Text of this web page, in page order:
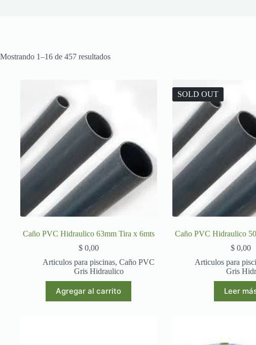
Mostrando 1–16 de 457 resultados
Caño PVC Hidraulico 63mm Tira x 6mts
$0,00
Articulos para piscinas,Caño PVC
Gris Hidraulico
Agregar al carrito
SOLD OUT
Caño PVC Hidraulico
$0,00
Articulos para
Gris
Leer